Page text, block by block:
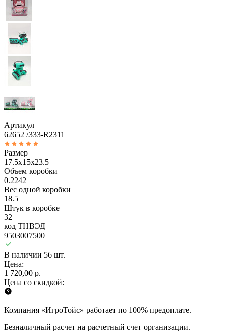
Артикул
62652 /333-R2311
Размер
17.5x15x23.5
Объем коробки
0.2242
Вес одной коробки
18.5
Штук в коробке
32
код ТНВЭД
9503007500
В наличии 56 шт.
Цена:
1 720,00 р.
Цена со скидкой:
Компания «ИгроТойс» работает по 100% предоплате.
Безналичный расчет на расчетный счет организации.